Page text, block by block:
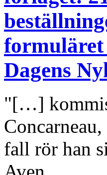
Dagens
"[…]
fall rör han